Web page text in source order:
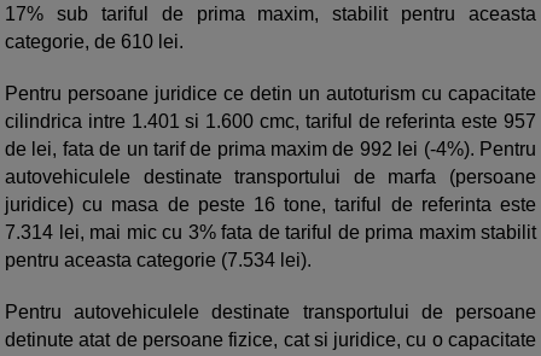
17% sub tariful de prima maxim, stabilit pentru aceasta
categorie, de 610 lei.
Pentru persoane juridice ce detin un autoturism cu capacitate
cilindrica intre 1.401 si 1.600 cmc, tariful de referinta este 957
de lei, fata de un tarif de prima maxim de 992 lei (-4%). Pentru
autovehiculele destinate transportului de marfa (persoane
juridice) cu masa de peste 16 tone, tariful de referinta este
7.314 lei, mai mic cu 3% fata de tariful de prima maxim stabilit
pentru aceasta categorie (7.534 lei).
Pentru autovehiculele destinate transportului de persoane
detinute atat de persoane fizice, cat si juridice, cu o capacitate